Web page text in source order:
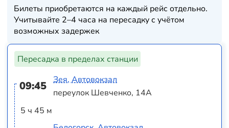
Билеты приобретаются на каждый рейс отдельно.
Учитывайте 2–4 часа на пересадку с учётом
возможных задержек
Пересадка в пределах станции
09:45
5 ч 45 м
Зея, Автовокзал
переулок Шевченко, 14А